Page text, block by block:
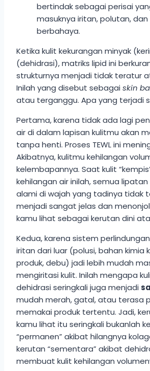
bertindak sebagai perisai
masuknya iritan, polutan,
berbahaya.
Ketika kulit kekurangan minyak
(dehidrasi), matriks lipid ini
strukturnya menjadi tidak teratur
Inilah yang disebut sebagai skin
atau terganggu. Apa yang terjadi
Pertama, karena tidak ada lagi
air di dalam lapisan kulitmu akan
tanpa henti. Proses TEWL ini
Akibatnya, kulitmu kehilangan
kelembapannya. Saat kulit
kehilangan air inilah, semua
alami di wajah yang tadinya tidak
menjadi sangat jelas dan
kamu lihat sebagai kerutan dini
Kedua, karena sistem
iritan dari luar (polusi, bahan kimia
produk, debu) jadi lebih mudah
mengiritasi kulit. Inilah mengapa
dehidrasi seringkali juga menjadi
mudah merah, gatal, atau terasa
memakai produk tertentu. Jadi,
kamu lihat itu seringkali bukanlah
“permanen” akibat hilangnya
kerutan “sementara” akibat
membuat kulit kehilangan